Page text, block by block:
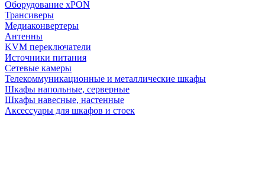
Оборудование xPON
Трансиверы
Медиаконвертеры
Антенны
KVM переключатели
Источники питания
Сетевые камеры
Телекоммуникационные и металлические шкафы
Шкафы напольные, серверные
Шкафы навесные, настенные
Аксессуары для шкафов и стоек